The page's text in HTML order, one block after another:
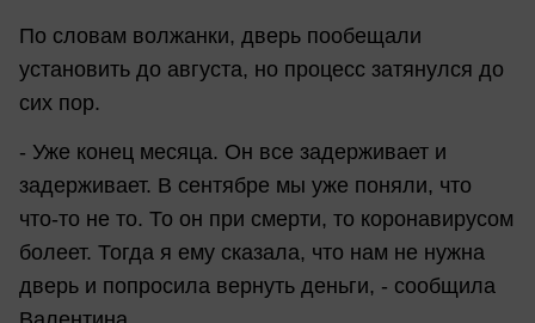
По словам волжанки, дверь пообещали
установить до августа, но процесс затянулся до
сих пор.
- Уже конец месяца. Он все задерживает и
задерживает. В сентябре мы уже поняли, что
что-то не то. То он при смерти, то коронавирусом
болеет. Тогда я ему сказала, что нам не нужна
дверь и попросила вернуть деньги, - сообщила